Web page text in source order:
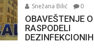
Snežana Bilić
0
OBAVEŠTENJE O
RASPODELI
DEZINFEKCIONIH